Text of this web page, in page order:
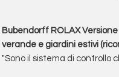
Bubendorff ROLAX
verande e giardini estivi
"Sono il sistema di controllo